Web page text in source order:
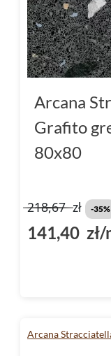
Arcana
Grafito
80x80
218,67zł -35%
141,40 zł/
Arcana